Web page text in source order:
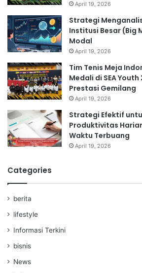
April 19, 2026
Strategi
Institusi Besar (Big
Modal
April 19, 2026
Tim Tenis Meja
Medali di SEA
Prestasi Gemilang
April 19, 2026
Strategi Efektif
Produktivitas
Waktu Terbuang
April 19, 2026
Categories
berita
lifestyle
Informasi Terkini
bisnis
News